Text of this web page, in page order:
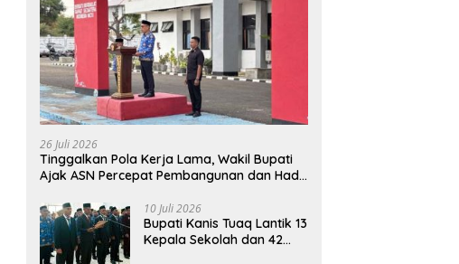
26 Juli 2026
Tinggalkan Pola Kerja Lama, Wakil Bupati
Ajak ASN Percepat Pembangunan dan Hadir
10 Juli 2026
Bupati Kanis Tuaq Lantik 13
Kepala Sekolah dan 42